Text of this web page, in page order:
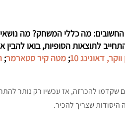
את היסודות החשובים: מה כללי המשחק? מה
לתוצאות הסופיות, בואו להבין
דאונינג 10 ; מטה קיר סטארמר;
שקדמו להכרזה, אז עכשיו רק נותר
היסודות שצריך להכיר.